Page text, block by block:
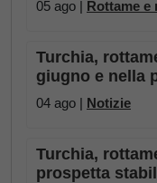
05 ago | Rottame e
Turchia,
giugno e nella
04 ago | Notizie
Turchia,
prospetta